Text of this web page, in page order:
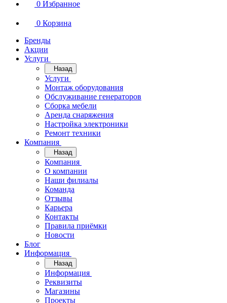
0 Избранное
0 Корзина
Бренды
Акции
Услуги
Назад
Услуги
Монтаж оборудования
Обслуживание генераторов
Сборка мебели
Аренда снаряжения
Настройка электроники
Ремонт техники
Компания
Назад
Компания
О компании
Наши филиалы
Команда
Отзывы
Карьера
Контакты
Правила приёмки
Новости
Блог
Информация
Назад
Информация
Реквизиты
Магазины
Проекты